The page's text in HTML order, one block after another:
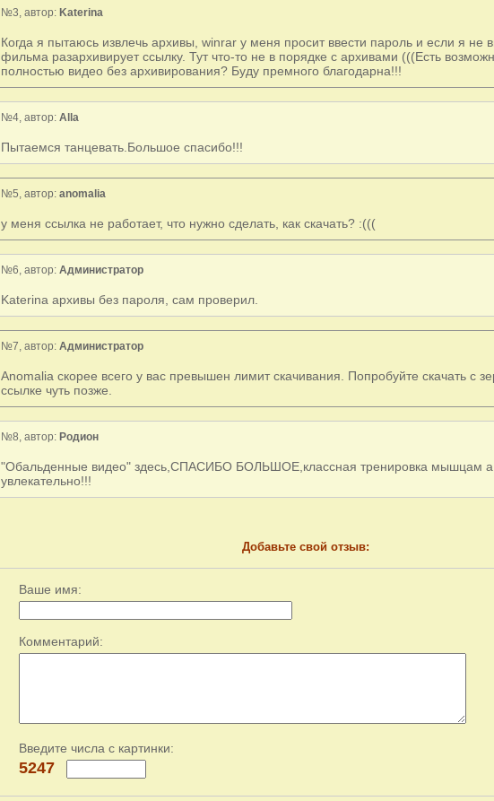
№3, автор: Katerina
Когда я пытаюсь извлечь архивы, winrar у меня просит ввести пароль и если я не
фильма разархивирует ссылку. Тут что-то не в порядке с архивами (((Есть
полностью видео без архивирования? Буду премного благодарна!!!
№4, автор: Alla
Пытаемся танцевать.Большое спасибо!!!
№5, автор: anomalia
у меня ссылка не работает, что нужно сделать, как скачать? :(((
№6, автор: Администратор
Katerina архивы без пароля, сам проверил.
№7, автор: Администратор
Anomalia скорее всего у вас превышен лимит скачивания. Попробуйте скачать с
ссылке чуть позже.
№8, автор: Родион
"Обальденные видео" здесь,СПАСИБО БОЛЬШОЕ,классная тренировка мышцам а
увлекательно!!!
Добавьте свой отзыв:
Ваше имя:
Комментарий:
Введите числа с картинки:
5247